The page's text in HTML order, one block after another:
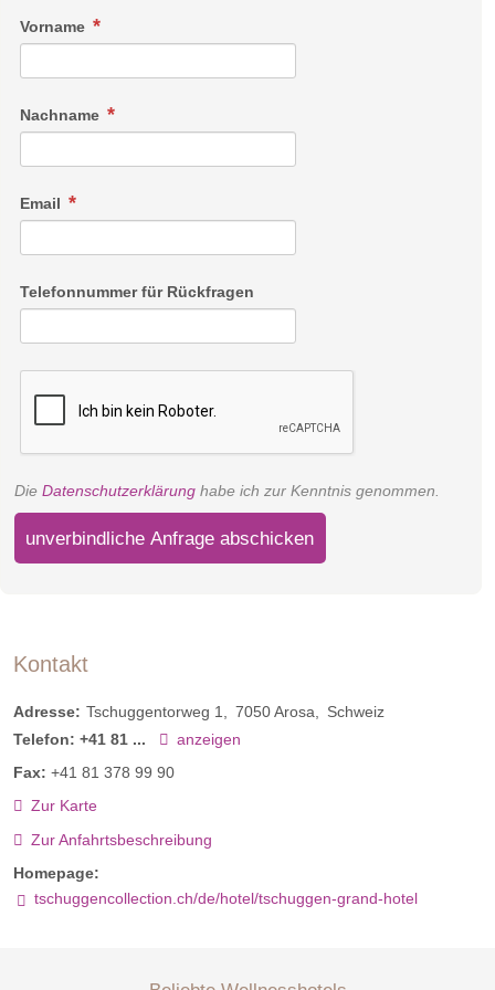
-Zusätzliches Badezimmer in den 85 m2 Suiten
Tschuggen Suite
-Süd-, West- und Nordlage: 140 m² mit Wohn- und
-2 Schlafzimmer mit Doppelbett (2 x 100 x 210 cm)
Schritt für Schritt ein Erlebnis – beim Winterspaziergang
hinterlassen wir Fusspuren im Schnee, bis wir am Ziel
angelangt sind: Auf der Tschuggen Plattform. Dort
Mehr erfahren
Vorname
Nachname
Email
Telefonnummer für Rückfragen
Die Datenschutzerklärung habe ich zur Kenntnis genommen.
unverbindliche Anfrage abschicken
Kontakt
Adresse: Tschuggentorweg 1 7050Arosa
Schweiz
Telefon: +41 81 ...
anzeigen
Fax: +41 81 378 99 90
Zur Karte
Zur Anfahrtsbeschreibung
Homepage:
tschuggencollection.ch/de/hotel/tschuggen-grand-hotel